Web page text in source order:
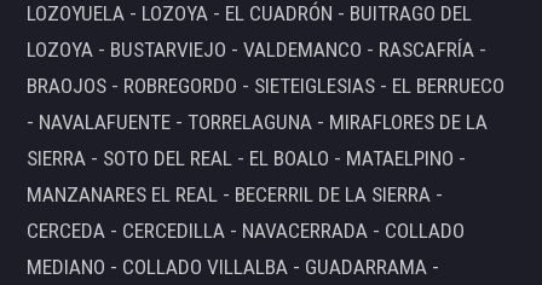
LOZOYUELA - LOZOYA - EL CUADRÓN - BUITRAGO DEL
LOZOYA - BUSTARVIEJO - VALDEMANCO - RASCAFRÍA -
BRAOJOS - ROBREGORDO - SIETEIGLESIAS - EL BERRUECO
- NAVALAFUENTE - TORRELAGUNA - MIRAFLORES DE LA
SIERRA - SOTO DEL REAL - EL BOALO - MATAELPINO -
MANZANARES EL REAL - BECERRIL DE LA SIERRA -
CERCEDA - CERCEDILLA - NAVACERRADA - COLLADO
MEDIANO - COLLADO VILLALBA - GUADARRAMA -